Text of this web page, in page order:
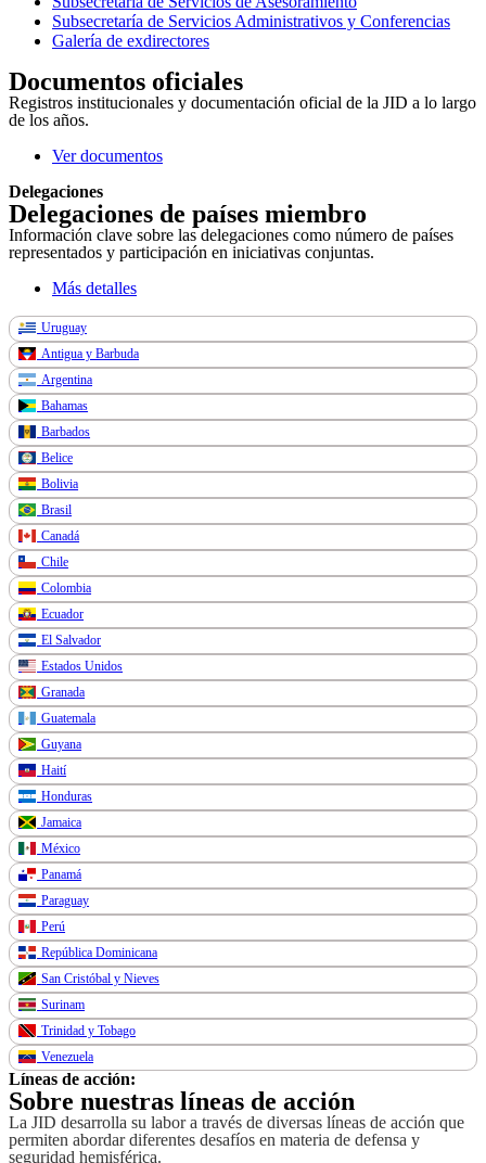
Subsecretaría de Servicios Administrativos y Conferencias
Galería de exdirectores
Documentos oficiales
Registros institucionales y documentación oficial de la JID a lo largo
de los años.
Ver documentos
Delegaciones
Delegaciones de países miembro
Información clave sobre las delegaciones como número de países
representados y participación en iniciativas conjuntas.
Más detalles
Uruguay
Antigua y Barbuda
Argentina
Bahamas
Barbados
Belice
Bolivia
Brasil
Canadá
Chile
Colombia
Ecuador
El Salvador
Estados Unidos
Granada
Guatemala
Guyana
Haití
Honduras
Jamaica
México
Panamá
Paraguay
Perú
República Dominicana
San Cristóbal y Nieves
Surinam
Trinidad y Tobago
Venezuela
Líneas de acción:
Sobre nuestras líneas de acción
La JID desarrolla su labor a través de diversas líneas de acción que
permiten abordar diferentes desafíos en materia de defensa y
seguridad hemisférica.